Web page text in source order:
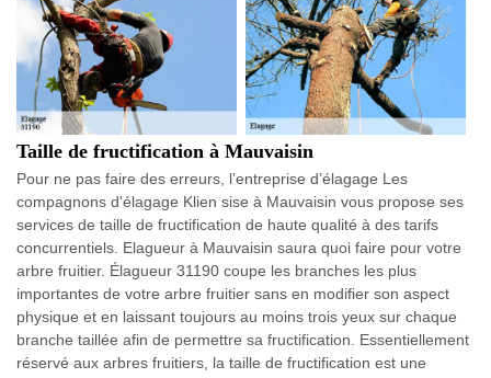
Taille de fructification à Mauvaisin
Pour ne pas faire des erreurs, l’entreprise d’élagage Les
compagnons d'élagage Klien sise à Mauvaisin vous propose ses
services de taille de fructification de haute qualité à des tarifs
concurrentiels. Elagueur à Mauvaisin saura quoi faire pour votre
arbre fruitier. Élagueur 31190 coupe les branches les plus
importantes de votre arbre fruitier sans en modifier son aspect
physique et en laissant toujours au moins trois yeux sur chaque
branche taillée afin de permettre sa fructification. Essentiellement
réservé aux arbres fruitiers, la taille de fructification est une